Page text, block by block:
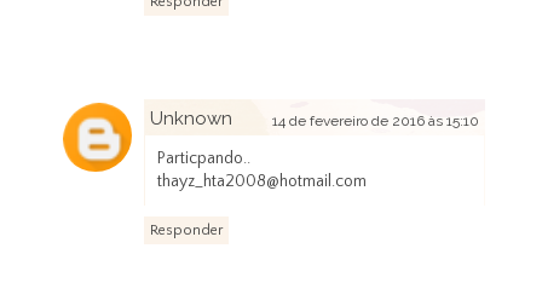
Unknown 14 de fevereiro de 2016 às 15:10
Particpando..
thayz_hta2008@hotmail.com
Responder